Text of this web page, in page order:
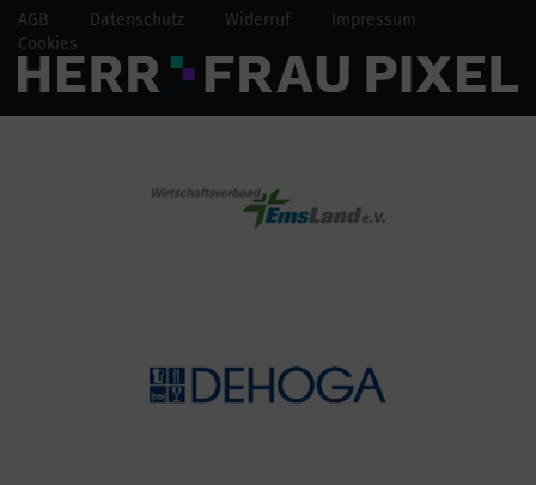
AGB Datenschutz Widerruf
Impressum
Cookies